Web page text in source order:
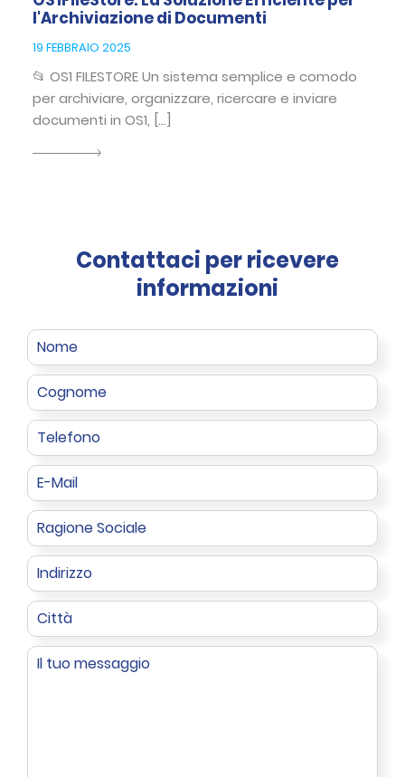
l'Archiviazione di Documenti
19 FEBBRAIO 2025
📂 OS1 FILESTORE Un sistema semplice e comodo
per archiviare, organizzare, ricercare e inviare
documenti in OS1, […]
Contattaci per ricevere
informazioni